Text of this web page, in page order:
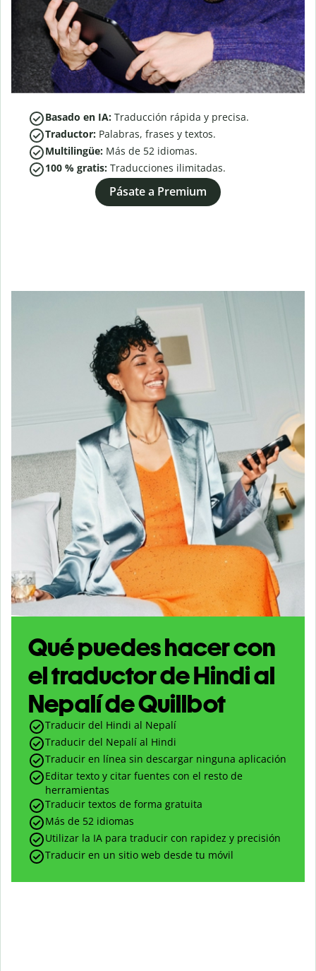
Basado en IA: Traducción rápida y precisa.
Traductor: Palabras, frases y textos.
Multilingüe: Más de 52 idiomas.
100 % gratis: Traducciones ilimitadas.
Pásate a Premium
Qué puedes hacer con
el traductor de Hindi al
Nepalí de Quillbot
Traducir del Hindi al Nepalí
Traducir del Nepalí al Hindi
Traducir en línea sin descargar ninguna aplicación
Editar texto y citar fuentes con el resto de
herramientas
Traducir textos de forma gratuita
Más de 52 idiomas
Utilizar la IA para traducir con rapidez y precisión
Traducir en un sitio web desde tu móvil